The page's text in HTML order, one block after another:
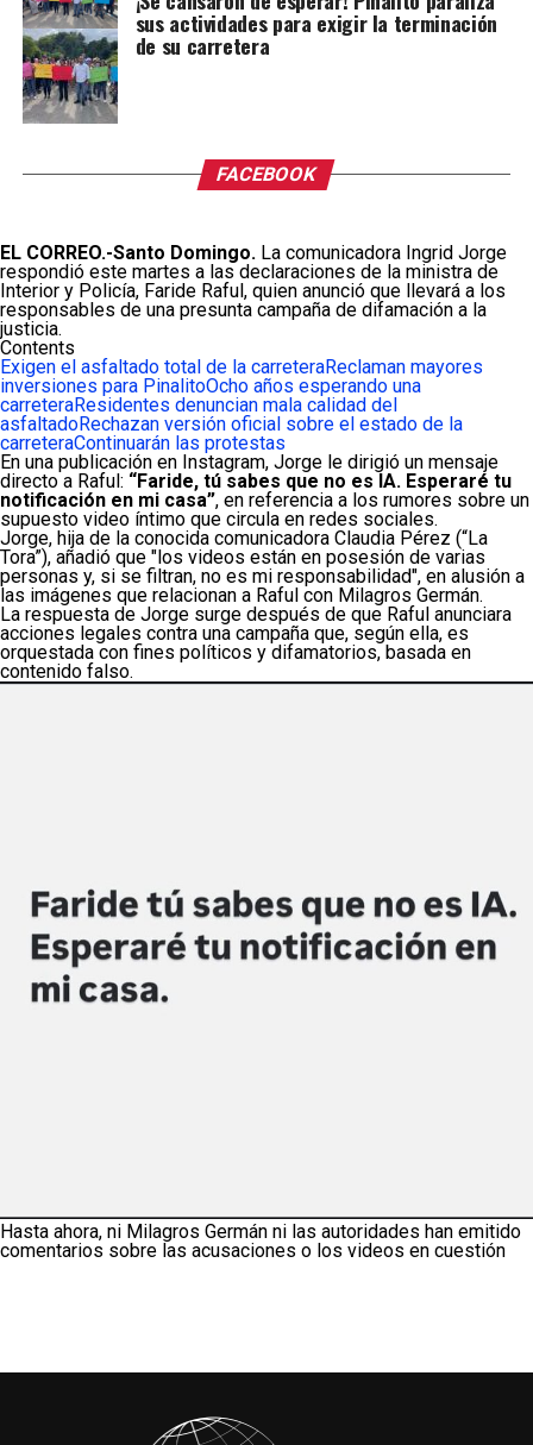
sus actividades para exigir la terminación
de su carretera
FACEBOOK
EL CORREO.-Santo Domingo. La comunicadora Ingrid Jorge
respondió este martes a las declaraciones de la ministra de
Interior y Policía, Faride Raful, quien anunció que llevará a los
responsables de una presunta campaña de difamación a la
justicia.
Contents
Exigen el asfaltado total de la carreteraReclaman mayores
inversiones para PinalitoOcho años esperando una
carreteraResidentes denuncian mala calidad del
asfaltadoRechazan versión oficial sobre el estado de la
carreteraContinuarán las protestas
En una publicación en Instagram, Jorge le dirigió un mensaje
directo a Raful: “Faride, tú sabes que no es IA. Esperaré tu
notificación en mi casa”, en referencia a los rumores sobre un
supuesto video íntimo que circula en redes sociales.
Jorge, hija de la conocida comunicadora Claudia Pérez (“La
Tora”), añadió que "los videos están en posesión de varias
personas y, si se filtran, no es mi responsabilidad", en alusión a
las imágenes que relacionan a Raful con Milagros Germán.
La respuesta de Jorge surge después de que Raful anunciara
acciones legales contra una campaña que, según ella, es
orquestada con fines políticos y difamatorios, basada en
contenido falso.
Hasta ahora, ni Milagros Germán ni las autoridades han emitido
comentarios sobre las acusaciones o los videos en cuestión